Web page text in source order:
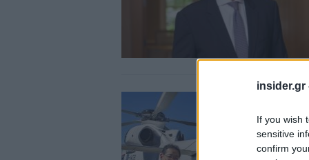
insider.gr
If you wish
sensitive
confirm